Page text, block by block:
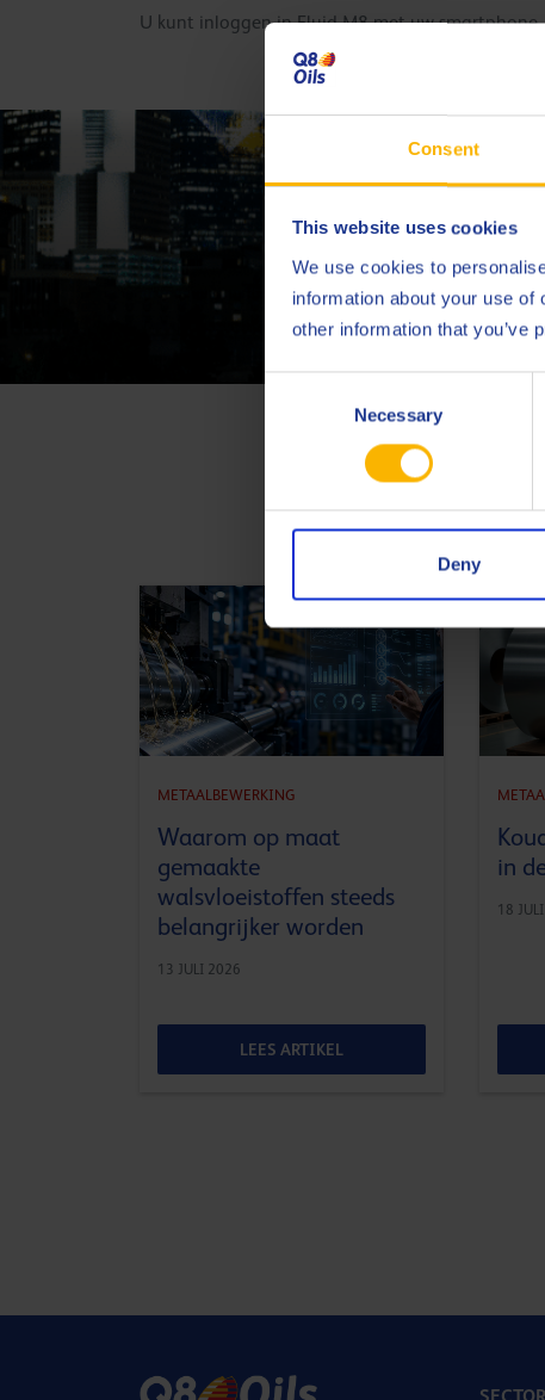
Consent
This website uses cookies
We use cookies to
information about your use
other information that you’ve
Consent
Necessary
Deny
U kunt inloggen in Fluid M8 met uw
METAALBEWERKING
Waarom op maat
gemaakte
walsvloeistoffen steeds
belangrijker worden
13 JULI 2026
LEES ARTIKEL
in
18